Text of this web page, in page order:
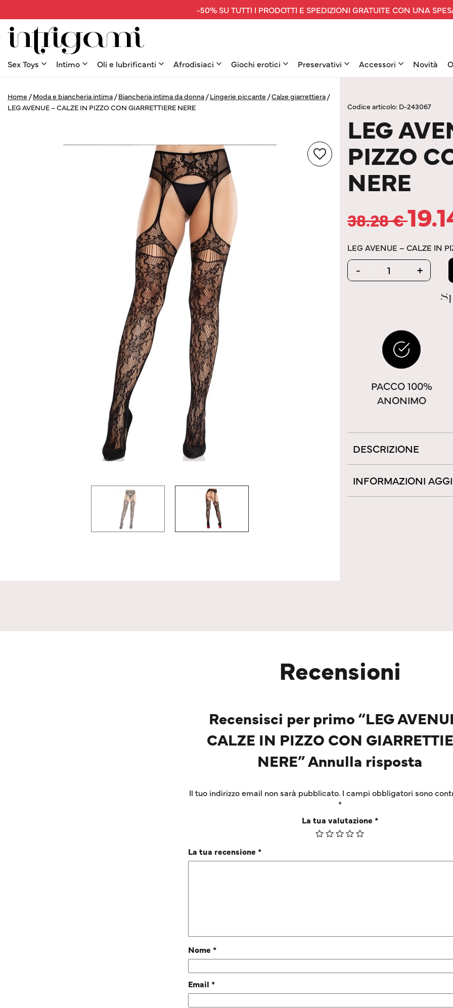
-50% SU TUTTI I PRODOTTI E SPEDIZIONI GRATUITE CON UNA
Sex Toys Intimo Oli e lubrificanti Afrodisiaci Giochi erotici Preservativi Accessori Novità
Home /Moda e biancheria intima /Biancheria intima da donna /Lingerie piccante /Calze giarrettiera /
LEG AVENUE – CALZE IN PIZZO CON GIARRETTIERE NERE
Codice articolo: D-243067
LEG
PIZZO
NERE
38.28€
LEG AVENUE – CALZE IN
Quantity
- +
PACCO 100%
ANONIMO
DESCRIZIONE
INFORMAZIONI
Recensioni
Recensisci per primo “LEG
CALZE IN PIZZO CON
NERE” Annulla risposta
Il tuo indirizzo email non sarà pubblicato. I campi obbligatori sono
*
La tua valutazione *
La tua recensione *
Nome *
Email *